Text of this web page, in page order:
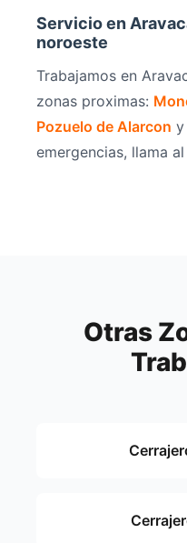
Servicio en
noroeste
Trabajamos en
zonas proximas:
Pozuelo de Alarcon y
emergencias, llama
Otras